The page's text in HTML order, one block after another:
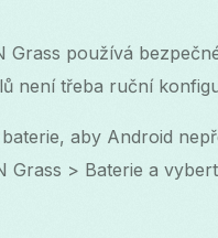
Grass používá
není třeba ruční
aby Android
Grass > Baterie a